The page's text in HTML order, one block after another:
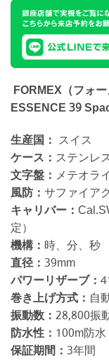
FORMEX（フォー
ESSENCE 39
生産国： スイス
ケース： ステンレ
文字盤： メテオラ
風防： サファイア
キャリバー：
定）
機構： 時、分、秒
直径： 39mm
パワーリザーブ：
巻き上げ方式： 自
振動数： 28,800振
防水性： 100m防水
保証期間： 3年間